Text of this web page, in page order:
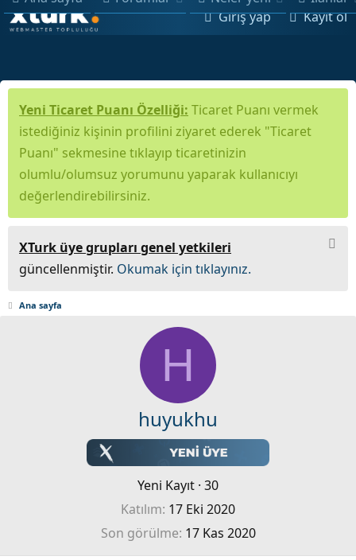
Giriş yap Kayıt ol
Yeni Ticaret Puanı Özelliği: Ticaret Puanı vermek
istediğiniz kişinin profilini ziyaret ederek "Ticaret
Puanı" sekmesine tıklayıp ticaretinizin
olumlu/olumsuz yorumunu yaparak kullanıcıyı
değerlendirebilirsiniz.
XTurk üye grupları genel yetkileri
güncellenmiştir. Okumak için tıklayınız.
Ana sayfa
H
huyukhu
Yeni Kayıt · 30
Katılım 17 Eki 2020
Son görülme 17 Kas 2020